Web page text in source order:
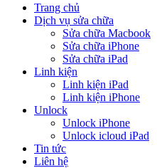
Trang chủ
Dịch vụ sửa chữa
Sửa chữa Macbook
Sửa chữa iPhone
Sửa chữa iPad
Linh kiện
Linh kiện iPad
Linh kiện iPhone
Unlock
Unlock iPhone
Unlock icloud iPad
Tin tức
Liên hệ